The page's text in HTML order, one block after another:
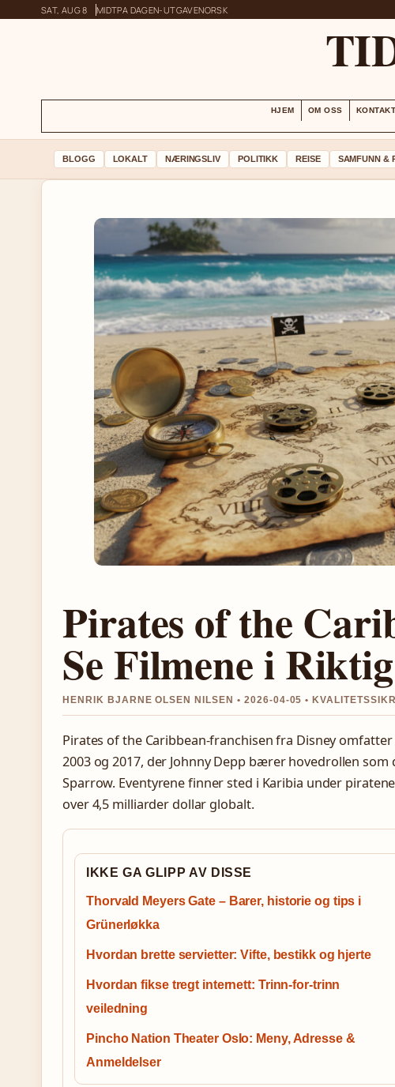
SAT, AUG 8 MIDTPA DAGEN-UTGAVENORSK
HJEM OM OSS KONTAKT
BLOGG LOKALT NÆRINGSLIV POLITIKK REISE SAMFUNN &
Pirates of the
Se Filmene i
HENRIK BJARNE OLSEN NILSEN • 2026-04-05 •
Pirates of the Caribbean-franchisen fra Disney
2003 og 2017, der Johnny Depp bærer hovedrollen som
Sparrow. Eventyrene finner sted i Karibia under
over 4,5 milliarder dollar globalt.
IKKE GA GLIPP AV DISSE
Thorvald Meyers Gate – Barer, historie og tips i
Grünerløkka
Hvordan brette servietter: Vifte, bestikk og hjerte
Hvordan fikse tregt internett: Trinn-for-trinn
veiledning
Pincho Nation Theater Oslo: Meny, Adresse &
Anmeldelser